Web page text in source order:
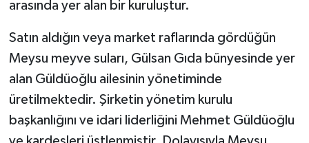
arasında yer alan bir kuruluştur.
Satın aldığın veya market raflarında gördüğün
Meysu meyve suları, Gülsan Gıda bünyesinde yer
alan Güldüoğlu ailesinin yönetiminde
üretilmektedir. Şirketin yönetim kurulu
başkanlığını ve idari liderliğini Mehmet Güldüoğlu